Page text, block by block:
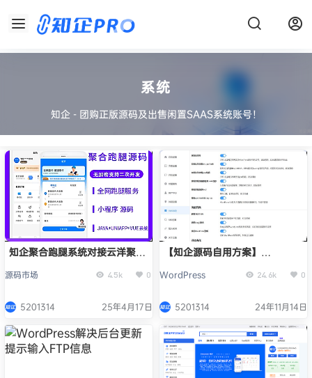
系统
知企 - 团购正版源码及出售闲置SAAS系统账号！
知企聚合跑腿系统对接云洋聚合
APP公众号源码
源码市场 4.5k 0
5201314 25年4月17日
【知企源码自用方案】
WordPress 24.6k 0
5201314 24年11月14日